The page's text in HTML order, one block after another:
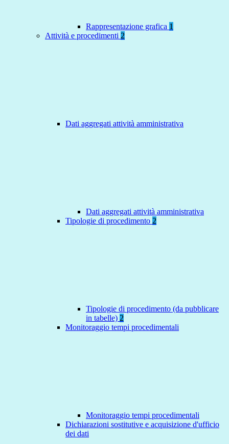
Rappresentazione grafica 1
Attività e procedimenti 2
Dati aggregati attività amministrativa
Dati aggregati attività amministrativa
Tipologie di procedimento 2
Tipologie di procedimento (da pubblicare
in tabelle) 2
Monitoraggio tempi procedimentali
Monitoraggio tempi procedimentali
Dichiarazioni sostitutive e acquisizione d'ufficio
dei dati